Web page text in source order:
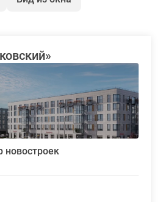
новостроек